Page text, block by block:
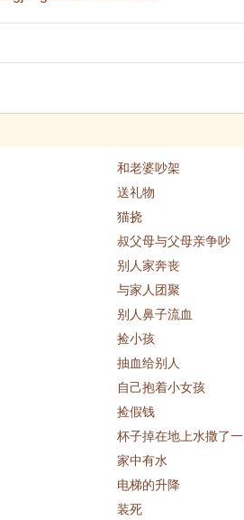
和老婆吵架
送礼物
猫挠
叔父母与父母亲争吵
别人家奔丧
与家人团聚
别人鼻子流血
捡小孩
抽血给别人
自己抱着小女孩
捡假钱
杯子掉在地上水撒了一
家中有水
电梯的升降
装死